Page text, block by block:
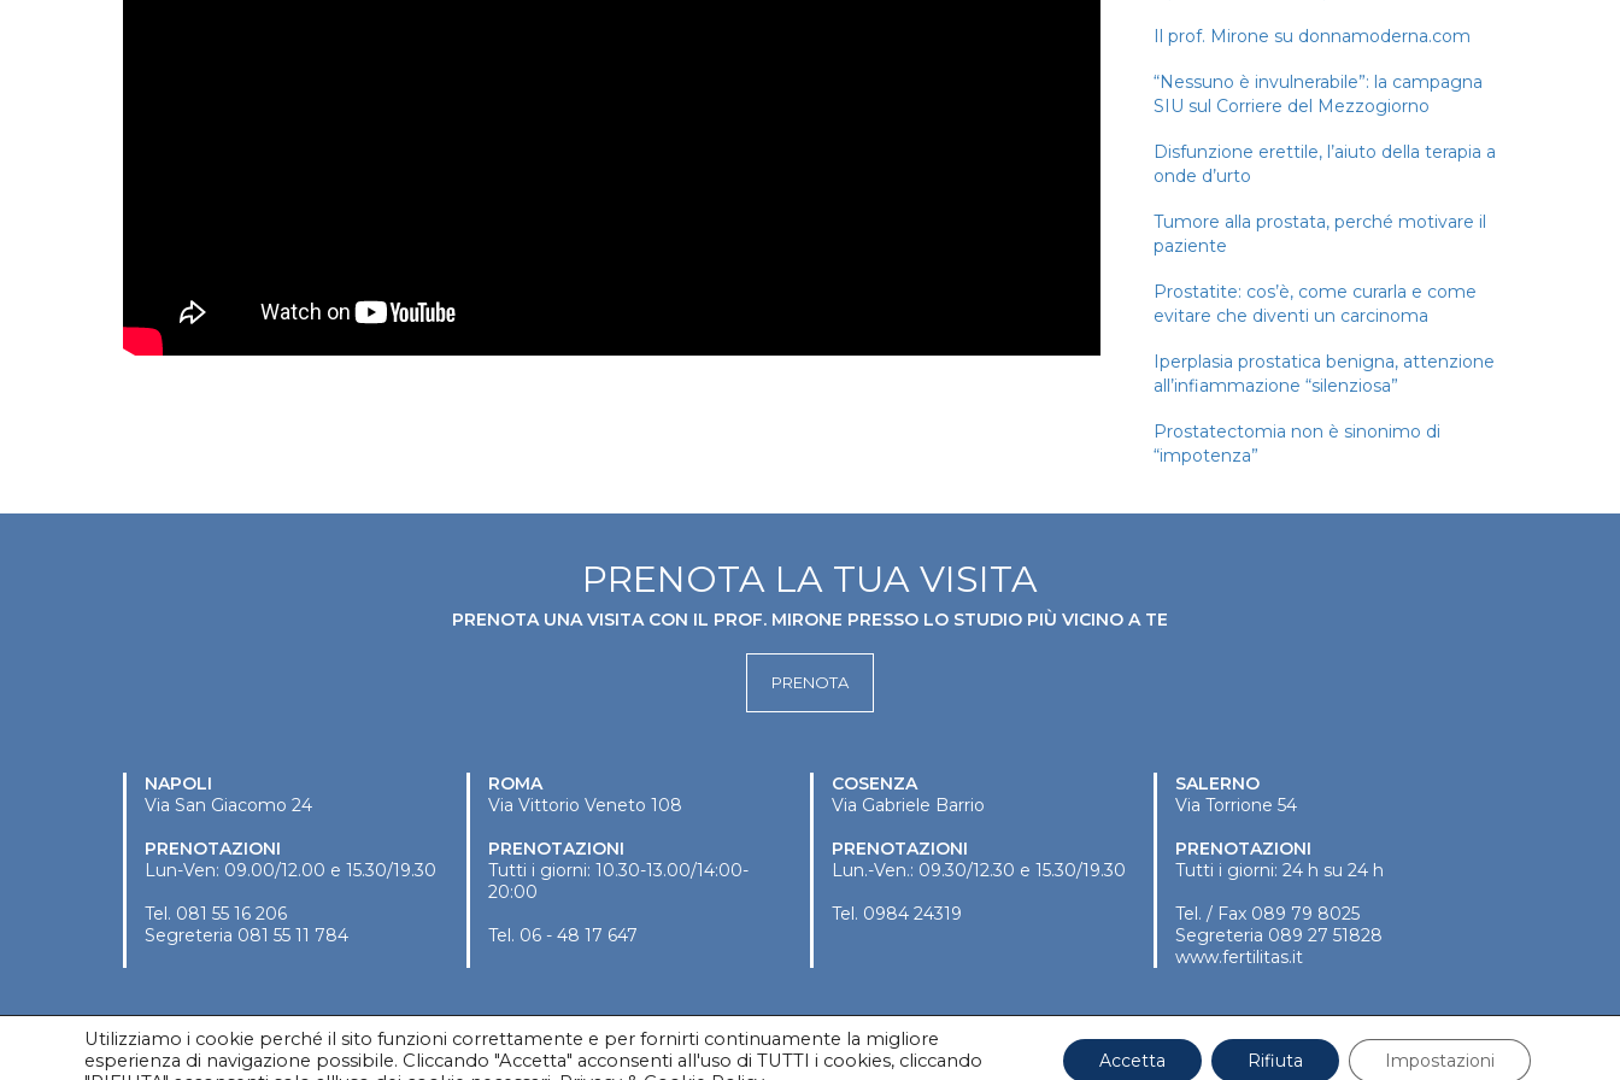
Il prof. Mirone su donnamoderna.com
“Nessuno è invulnerabile”: la campagna
SIU sul Corriere del Mezzogiorno
Disfunzione erettile, l’aiuto della terapia a
onde d’urto
Tumore alla prostata, perché motivare il
paziente
Prostatite: cos’è, come curarla e come
evitare che diventi un carcinoma
Iperplasia prostatica benigna, attenzione
all’infiammazione “silenziosa”
Prostatectomia non è sinonimo di
“impotenza”
PRENOTA LA TUA VISITA
PRENOTA UNA VISITA CON IL PROF. MIRONE PRESSO LO STUDIO PIÙ VICINO A TE
PRENOTA
NAPOLI
Via San Giacomo 24
PRENOTAZIONI
Lun-Ven: 09.00/12.00 e 15.30/19.30
Tel. 081 55 16 206
Segreteria 081 55 11 784
ROMA
Via Vittorio Veneto 108
PRENOTAZIONI
Tutti i giorni: 10.30-13.00/14:00-
20:00
Tel. 06 - 48 17 647
COSENZA
Via Gabriele Barrio
PRENOTAZIONI
Lun.-Ven.: 09.30/12.30 e 15.30/19.30
Tel. 0984 24319
SALERNO
Via Torrione 54
PRENOTAZIONI
Tutti i giorni: 24 h su 24 h
Tel. / Fax 089 79 8025
Segreteria 089 27 51828
www.fertilitas.it
Copyright © 2020 Vincenzo Mirone P.Iva: 04745870636 | Privacy|Cookies
Utilizziamo i cookie perché il sito funzioni correttamente e per fornirti continuamente la migliore
esperienza di navigazione possibile. Cliccando "Accetta" acconsenti all'uso di TUTTI i cookies, cliccando
Accetta Rifiuta Impostazioni